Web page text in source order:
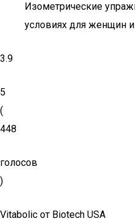
Изометрические
условиях для женщин
3.9
5
(
448
голосов
)
Vitabolic от Biotech USA